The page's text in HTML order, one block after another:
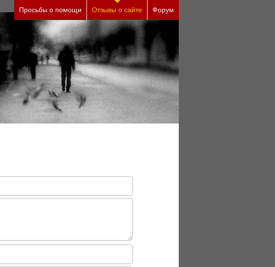
причины (бесплатно)
Просьбы о помощи Отзывы о сайте Форум